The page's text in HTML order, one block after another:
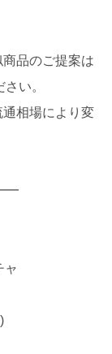
品のご提案は
い。
相場により変
ャ